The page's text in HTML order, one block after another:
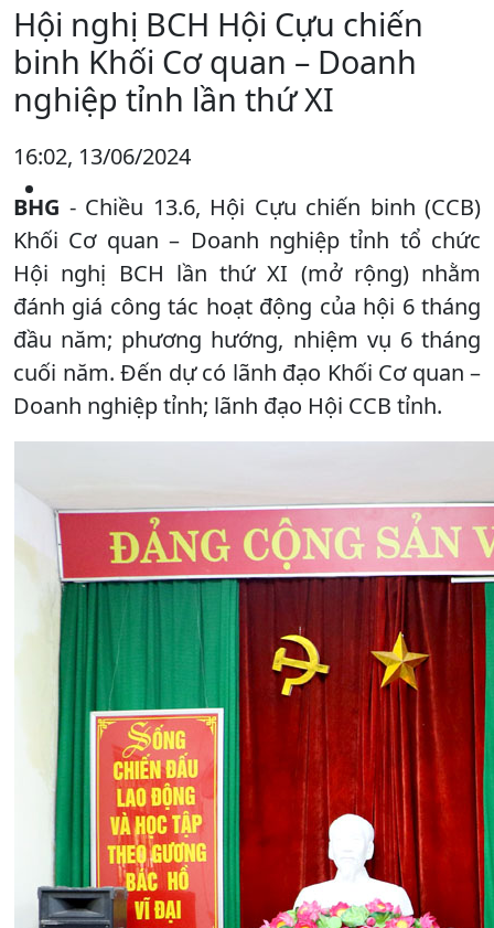
Hội nghị BCH Hội Cựu chiến
binh Khối Cơ quan – Doanh
nghiệp tỉnh lần thứ XI
16:02, 13/06/2024
BHG - Chiều 13.6, Hội Cựu chiến binh (CCB)
Khối Cơ quan – Doanh nghiệp tỉnh tổ chức
Hội nghị BCH lần thứ XI (mở rộng) nhằm
đánh giá công tác hoạt động của hội 6 tháng
đầu năm; phương hướng, nhiệm vụ 6 tháng
cuối năm. Đến dự có lãnh đạo Khối Cơ quan –
Doanh nghiệp tỉnh; lãnh đạo Hội CCB tỉnh.